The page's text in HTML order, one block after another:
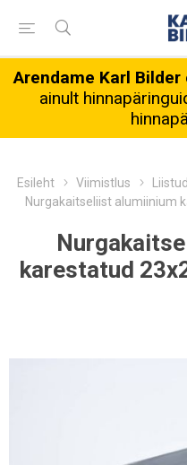
Arendame Karl
ainult
Esileht Viimistlus
Nurgakaitseliist alumiinium
karestatud